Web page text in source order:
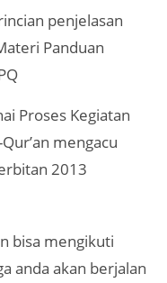
penjelasan
Panduan
Proses Kegiatan
mengacu
2013
bisa mengikuti
anda akan berjalan